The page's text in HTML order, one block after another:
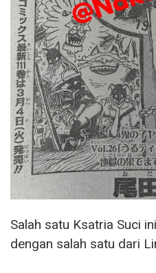
Salah satu Ksatria Suci
dengan salah satu dari